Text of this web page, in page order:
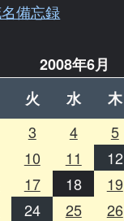
備忘録
2008年6月
火 水 木
3 4 5
10 11 12
17 18 19
24 25 26